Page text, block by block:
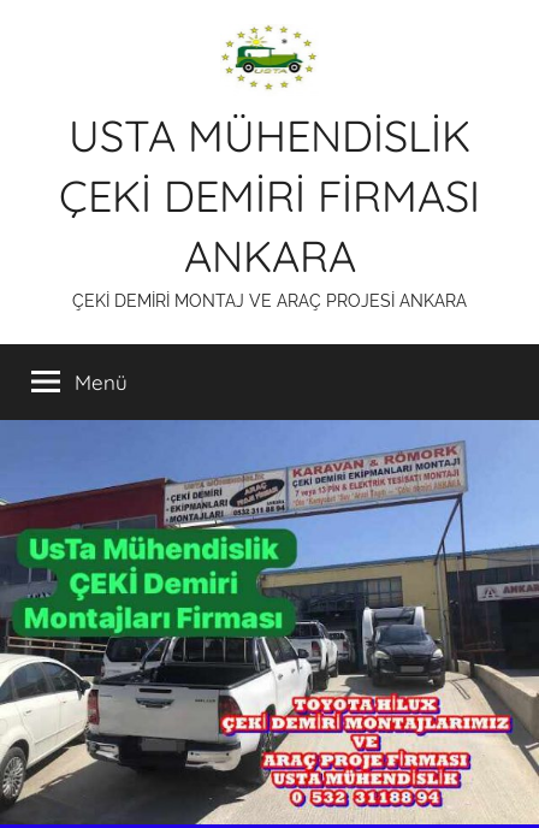
USTA MÜHENDİSLİK
ÇEKİ DEMİRİ FİRMASI
ANKARA
ÇEKİ DEMİRİ MONTAJ VE ARAÇ PROJESİ ANKARA
Menü